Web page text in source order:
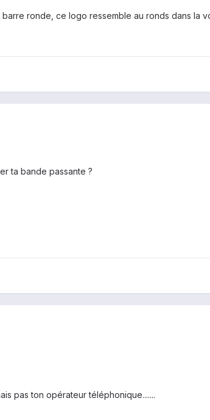
ronde, ce logo ressemble au ronds dans la
ta bande passante ?
pas ton opérateur téléphonique.......